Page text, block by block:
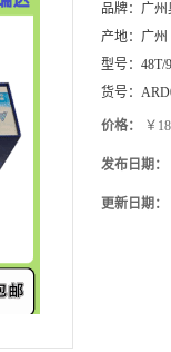
品牌： 广州
产地： 广州
型号： 48T/
货号：
价格： ￥
发布日期：
更新日期：